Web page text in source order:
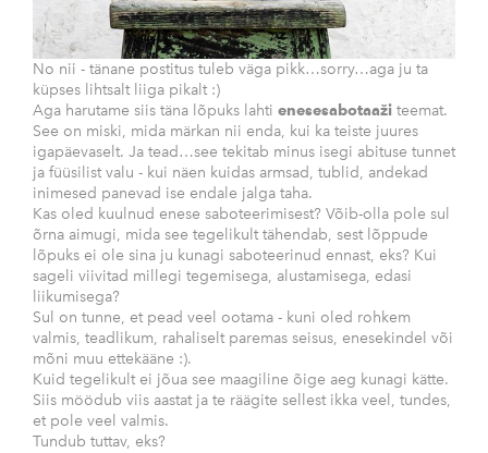
No nii - tänane postitus tuleb väga pikk…sorry…aga ju ta
küpses lihtsalt liiga pikalt :)
Aga harutame siis täna lõpuks lahti enesesabotaaži teemat.
See on miski, mida märkan nii enda, kui ka teiste juures
igapäevaselt. Ja tead…see tekitab minus isegi abituse tunnet
ja füüsilist valu - kui näen kuidas armsad, tublid, andekad
inimesed panevad ise endale jalga taha.
Kas oled kuulnud enese saboteerimisest? Võib-olla pole sul
õrna aimugi, mida see tegelikult tähendab, sest lõppude
lõpuks ei ole sina ju kunagi saboteerinud ennast, eks? Kui
sageli viivitad millegi tegemisega, alustamisega, edasi
liikumisega?
Sul on tunne, et pead veel ootama - kuni oled rohkem
valmis, teadlikum, rahaliselt paremas seisus, enesekindel või
mõni muu ettekääne :).
Kuid tegelikult ei jõua see maagiline õige aeg kunagi kätte.
Siis möödub viis aastat ja te räägite sellest ikka veel, tundes,
et pole veel valmis.
Tundub tuttav, eks?